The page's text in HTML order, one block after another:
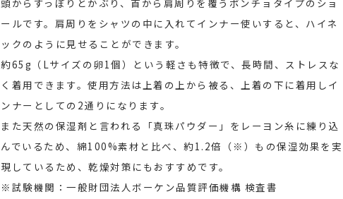
ールです。肩周りをシャツの中に入れてインナー使いすると、ハイネ
ックのように見せることができます。
約65g（Lサイズの卵1個）という軽さも特徴で、長時間、ストレスな
く着用できます。使用方法は上着の上から被る、上着の下に着用しイ
ンナーとしての2通りになります。
また天然の保湿剤と言われる「真珠パウダー」をレーヨン糸に練り込
んでいるため、綿100%素材と比べ、約1.2倍（※）もの保湿効果を実
現しているため、乾燥対策にもおすすめです。
※試験機関：一般財団法人ボーケン品質評価機構 検査書